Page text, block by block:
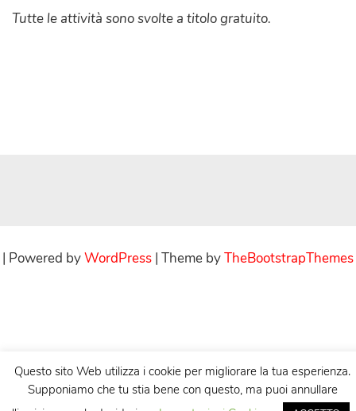
Tutte le attività sono svolte a titolo gratuito.
| Powered byWordPress | Theme byTheBootstrapThemes
Questo sito Web utilizza i cookie per migliorare la tua esperienza.
Supponiamo che tu stia bene con questo, ma puoi annullare